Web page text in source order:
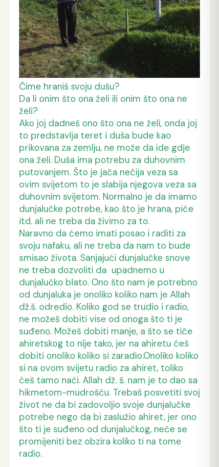
Čime hraniš svoju dušu?
Da li onim što ona želi ili onim što ona ne
želi?
Ako joj dadneš ono što ona ne želi, onda joj
to predstavlja teret i duša bude kao
prikovana za zemlju, ne može da ide gdje
ona želi. Duša ima potrebu za duhovnim
putovanjem. Što je jača nečija veza sa
ovim svijetom to je slabija njegova veza sa
duhovnim svijetom. Normalno je da imamo
dunjalučke potrebe, kao što je hrana, piće
itd. ali ne treba da živimo za to.
Naravno da ćemo imati posao i raditi za
svoju nafaku, ali ne treba da nam to bude
smisao života. Sanjajući dunjalučke snove
ne treba dozvoliti da upadnemo u
dunjalučko blato. Ono što nam je potrebno
od dunjaluka je onoliko koliko nam je Allah
dž.š. odredio. Koliko god se trudio i radio,
ne možeš dobiti vise od onoga što ti je
suđeno. Možeš dobiti manje, a što se tiče
ahiretskog to nije tako, jer na ahiretu ćeš
dobiti onoliko koliko si zaradio.Onoliko koliko
si na ovom svijetu radio za ahiret, toliko
ćeš tamo naći. Allah dž. š. nam je to dao sa
hikmetom-mudrošću. Trebaš posvetiti svoj
život ne da bi zadovoljio svoje dunjalučke
potrebe nego da bi zaslužio ahiret, jer ono
što ti je suđeno od dunjalučkog, neće se
promijeniti bez obzira koliko ti na tome
radio.